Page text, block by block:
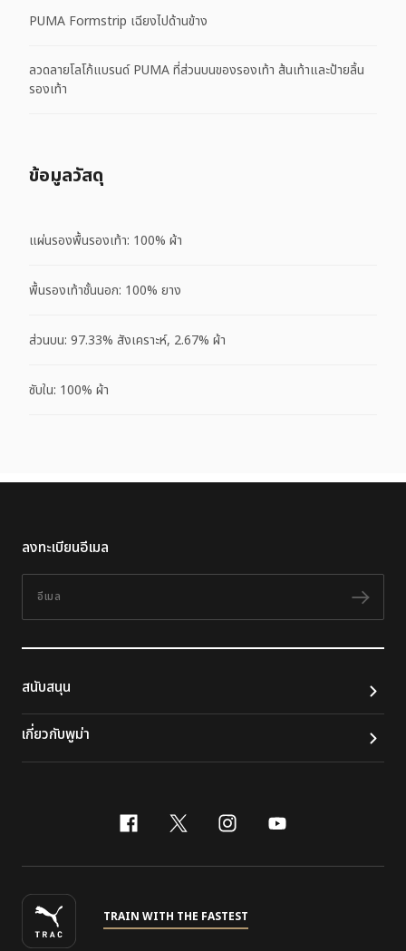
PUMA Formstrip เฉียงไปด้านข้าง
ลวดลายโลโก้แบรนด์ PUMA ที่ส่วนบนของรองเท้า ส้นเท้าและป้ายลิ้น
รองเท้า
ข้อมูลวัสดุ
แผ่นรองพื้นรองเท้า: 100% ผ้า
พื้นรองเท้าชั้นนอก: 100% ยาง
ส่วนบน: 97.33% สังเคราะห์, 2.67% ผ้า
ซับใน: 100% ผ้า
ลงทะเบียนอีเมล
ติดต
สนับสนุน
เกี่ยวกับพูม่า
facebook
x-twitter
instagram
youtube
TRAIN WITH THE FASTEST